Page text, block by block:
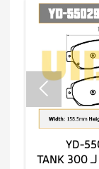
YD-54044
